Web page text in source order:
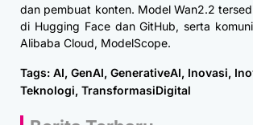
dan pembuat konten. Model Wan2.2
di Hugging Face dan GitHub, serta
Alibaba Cloud, ModelScope.
Tags: AI, GenAI, GenerativeAI, Inovasi,
Teknologi, TransformasiDigital